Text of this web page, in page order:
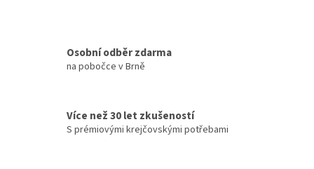
Osobní odběr zdarma
na pobočce v Brně
Více než 30 let zkušeností
S prémiovými krejčovskými potřebami